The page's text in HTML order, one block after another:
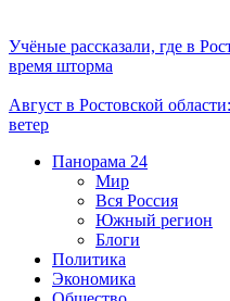
Учёные рассказали, где в
время шторма
Август в Ростовской
ветер
Панорама 24
Мир
Вся Россия
Южный регион
Блоги
Политика
Экономика